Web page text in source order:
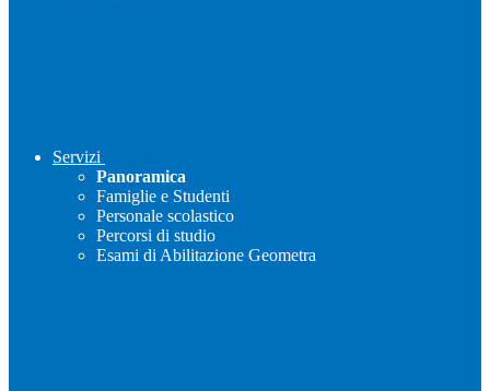
Servizi
Panoramica
Famiglie e Studenti
Personale scolastico
Percorsi di studio
Esami di Abilitazione Geometra